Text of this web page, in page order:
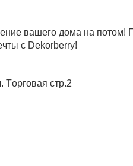
вашего дома на потом!
с Dekorberry!
Торговая стр.2